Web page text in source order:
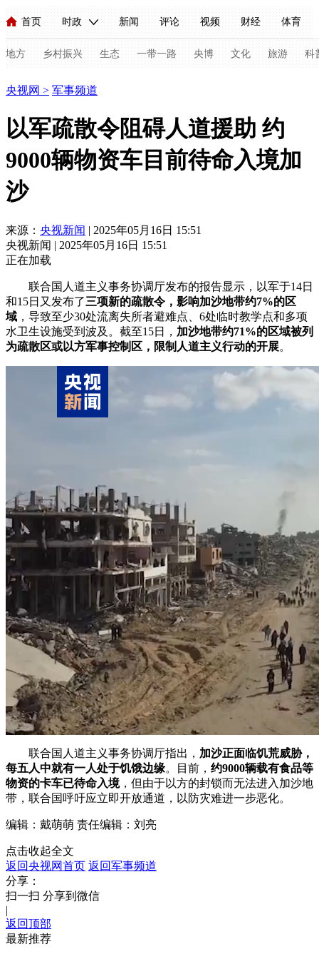
首页 时政 新闻 评论 视频 财经 体育
人民领袖习近平 联播+ 中国领导人 央视快评 习式妙语
直播 栏目大全 节目单 听音 微视频 主持人
海外频道 iPanda English Монгол
地方 乡村振兴 生态 一带一路 央博 文化 旅游 科
新闻 国内 国际 评论 经济 军事 科技
人民领袖习近平
视频
现场 前线 比划 快看
体育 直播 竞猜 2026年世界杯 2026年冬奥会
VIP会员 CCTV奥林匹克频道 生活体育大会 体育江湖
财经 教育 乡村振兴 生态环境 一带一路
大国智造 大国展会 大国保险 云顶对话 云起
央视网 > 军事频道
以军疏散令阻碍人道援助 约
9000辆物资车目前待命入境加
沙
来源： 央视新闻 | 2025年05月16日 15:51
央视新闻 | 2025年05月16日 15:51
正在加载
联合国人道主义事务协调厅发布的报告显示，以军于14日
和15日又发布了三项新的疏散令，影响加沙地带约7%的区
域 ，导致至少30处流离失所者避难点、6处临时教学点和多项
水卫生设施受到波及。截至15日， 加沙地带约71%的区域被列
为疏散区或以方军事控制区，限制人道主义行动的开展。
联合国人道主义事务协调厅指出， 加沙正面临饥荒威胁，
每五人中就有一人处于饥饿边缘。目前， 约9000辆载有食品等
物资的卡车已待命入境，但由于以方的封锁而无法进入加沙地
带，联合国呼吁应立即开放通道，以防灾难进一步恶化。
编辑：戴萌萌 责任编辑：刘亮
点击收起全文
返回央视网首页 返回军事频道
分享：
扫一扫 分享到微信
|
返回顶部
最新推荐